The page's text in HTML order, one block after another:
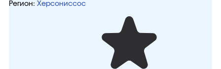
Регион: Херсониссос